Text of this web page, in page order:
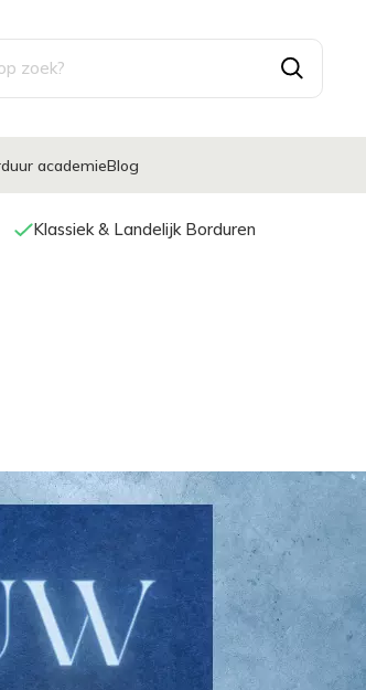
academieBlog
Klassiek & Landelijk Borduren